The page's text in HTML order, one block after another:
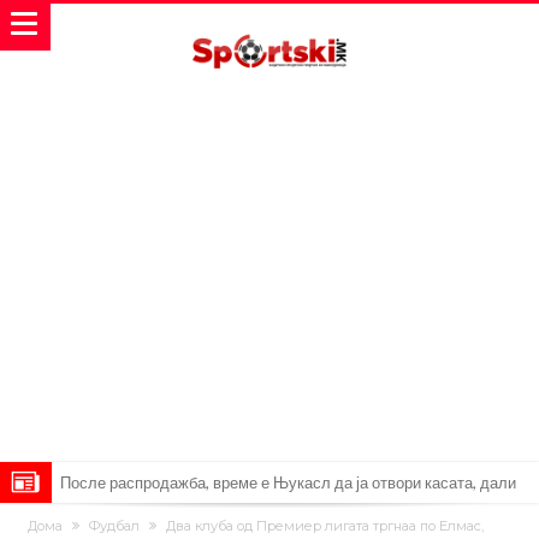
После распродажба, време е Њукасл да ја отвори касата, дали
има 100.000.000 евра за да ги задоволи Германците?
Ова што се случи на другиот крај од планетата најдобро покажува
Дома Фудбал
Два клуба од Премиер лигата тргнаа по Елмас,